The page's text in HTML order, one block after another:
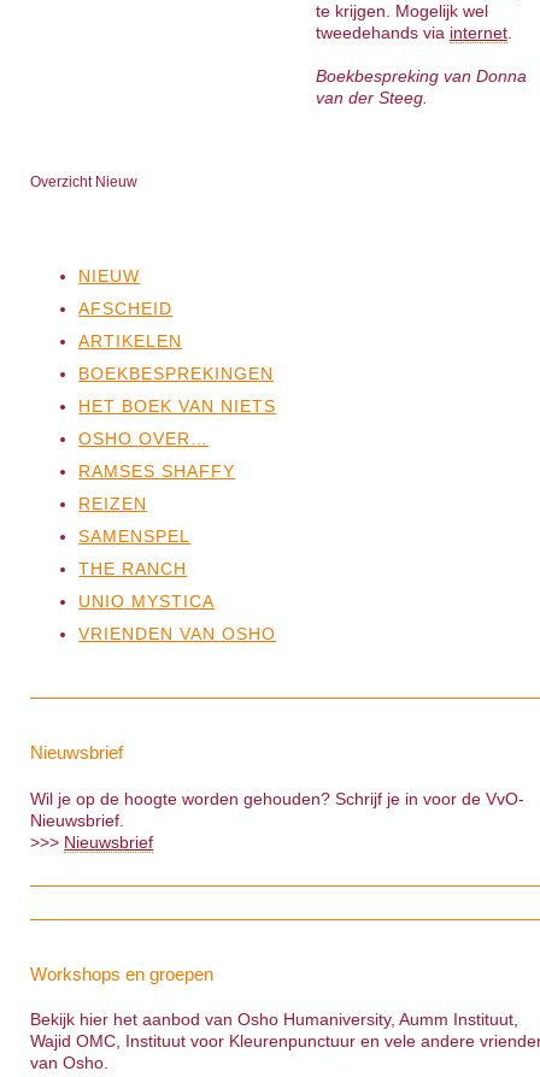
te krijgen. Mogelijk wel
tweedehands via internet.
Boekbespreking van Donna
van der Steeg.
Overzicht Nieuw
NIEUW
AFSCHEID
ARTIKELEN
BOEKBESPREKINGEN
HET BOEK VAN NIETS
OSHO OVER…
RAMSES SHAFFY
REIZEN
SAMENSPEL
THE RANCH
UNIO MYSTICA
VRIENDEN VAN OSHO
Nieuwsbrief
Wil je op de hoogte worden gehouden? Schrijf je in voor de VvO-
Nieuwsbrief.
>>> Nieuwsbrief
Workshops en groepen
Bekijk hier het aanbod van Osho Humaniversity, Aumm Instituut,
Wajid OMC, Instituut voor Kleurenpunctuur en vele andere
van Osho.